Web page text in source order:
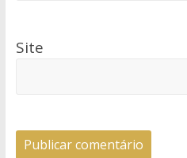
Site